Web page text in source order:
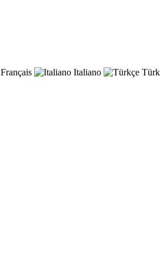
Français Italiano